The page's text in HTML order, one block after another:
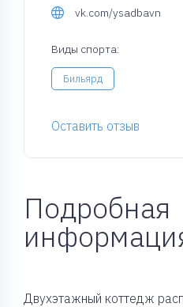
vk.com/ysadbavn
Виды спорта:
Бильярд
Оставить отзыв
Подробная
Двухэтажный коттедж